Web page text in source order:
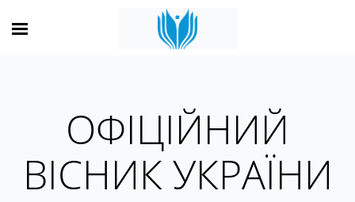
ОФІЦІЙНИЙ
ВІСНИК УКРАЇНИ